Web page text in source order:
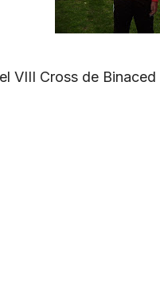
VIII Cross de